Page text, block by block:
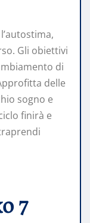
Gli obiettivi
di
delle
sogno e
finirà e
7